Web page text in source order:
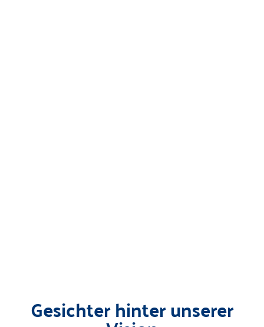
Gesichter hinter unserer